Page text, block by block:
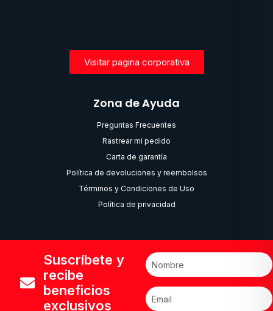
Visitar pagina corporativa
Zona de Ayuda
Preguntas Frecuentes
Rastrear mi pedido
Carta de garantía
Política de devoluciones y reembolsos
Términos y Condiciones de Uso
Política de privacidad
Suscríbete y
recibe
beneficios
exclusivos